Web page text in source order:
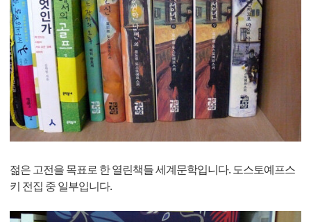
젊은 고전을 목표로 한 열린책들 세계문학입니다. 도스토예프스
키 전집 중 일부입니다.